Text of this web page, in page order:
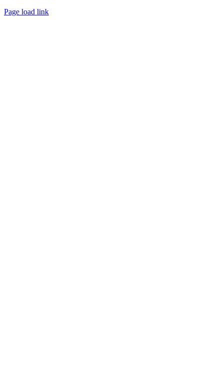
Page load link